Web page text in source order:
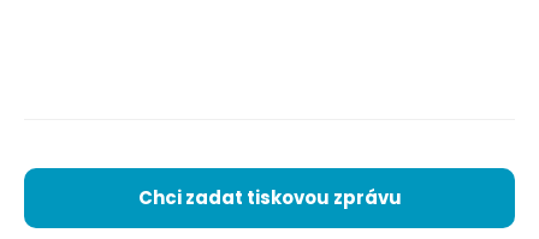
Chci zadat tiskovou zprávu